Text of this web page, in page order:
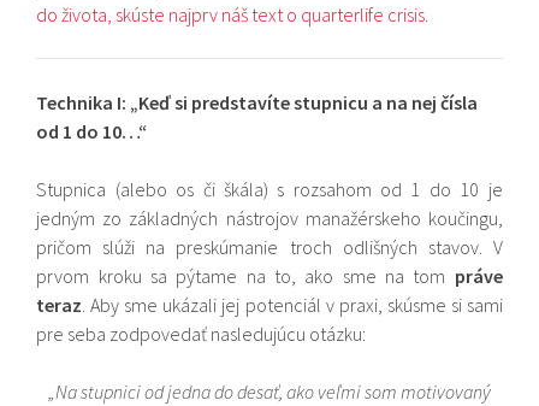
do života, skúste najprv náš text o quarterlife crisis.
Technika I: „Keď si predstavíte stupnicu a na nej čísla
od 1 do 10…“
Stupnica (alebo os či škála) s rozsahom od 1 do 10 je
jedným zo základných nástrojov manažérskeho koučingu,
pričom slúži na preskúmanie troch odlišných stavov. V
prvom kroku sa pýtame na to, ako sme na tom práve
teraz. Aby sme ukázali jej potenciál v praxi, skúsme si sami
pre seba zodpovedať nasledujúcu otázku:
„Na stupnici od jedna do desať, ako veľmi som motivovaný